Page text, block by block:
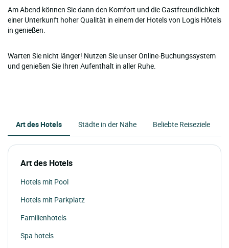
Am Abend können Sie dann den Komfort und die Gastfreundlichkeit
einer Unterkunft hoher Qualität in einem der Hotels von Logis Hôtels
in genießen.
Warten Sie nicht länger! Nutzen Sie unser Online-Buchungssystem
und genießen Sie Ihren Aufenthalt in aller Ruhe.
Art des Hotels Städte in der Nähe Beliebte Reiseziele
Art des Hotels
Hotels mit Pool
Hotels mit Parkplatz
Familienhotels
Spa hotels